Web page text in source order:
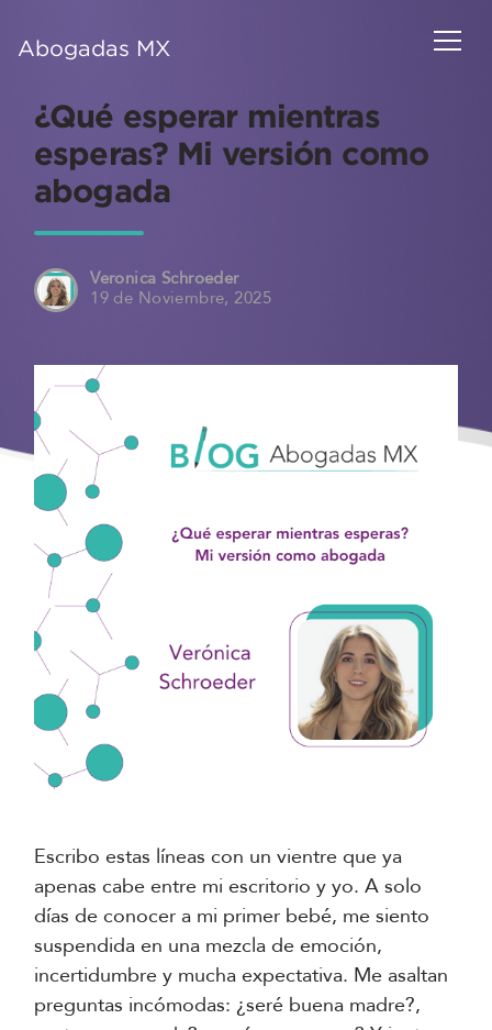
Abogadas MX
¿Qué esperar mientras
esperas? Mi versión como
abogada
Veronica Schroeder
19 de Noviembre, 2025
Escribo estas líneas con un vientre que ya
apenas cabe entre mi escritorio y yo. A solo
días de conocer a mi primer bebé, me siento
suspendida en una mezcla de emoción,
incertidumbre y mucha expectativa. Me asaltan
preguntas incómodas: ¿seré buena madre?,